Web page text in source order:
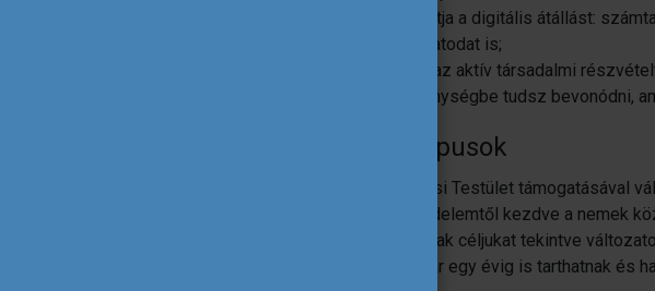
támogatja a digitális átállást:
folyamatodat is;
erősíti az aktív társadalmi
tevékenységbe tudsz bevonódni,
Projekttípusok
A Szolidaritási Testület támogatásával
környezetvédelemtől kezdve a nemek
lehet. Nemcsak céljukat tekintve
két héttől akár egy évig is tarthatnak és